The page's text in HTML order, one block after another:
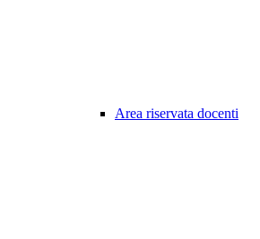
Area riservata docenti